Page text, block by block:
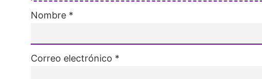
Nombre *
Correo electrónico *